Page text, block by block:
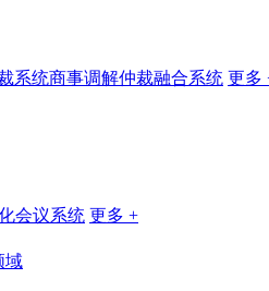
系统商事调解仲裁融合系统 更多
会议系统 更多 +
域